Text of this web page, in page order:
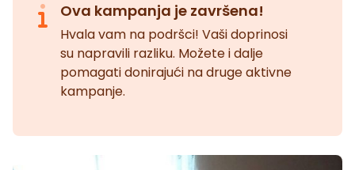
Ova kampanja je završena!
Hvala vam na podršci! Vaši doprinosi
su napravili razliku. Možete i dalje
pomagati donirajući na druge aktivne
kampanje.